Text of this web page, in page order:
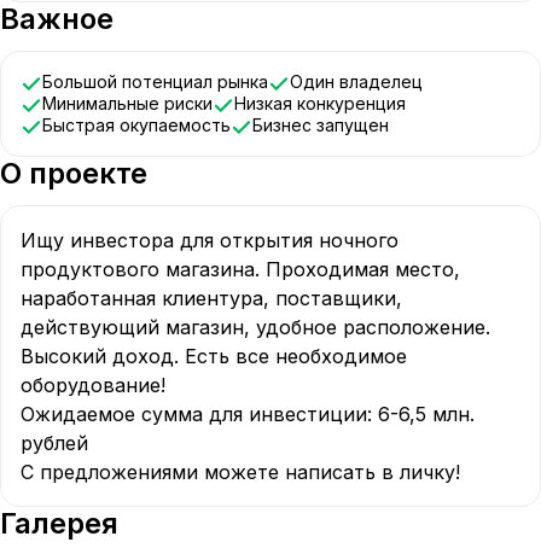
Важное
Большой потенциал рынка
Один владелец
Минимальные риски
Низкая конкуренция
Быстрая окупаемость
Бизнес запущен
О проекте
Ищу инвестора для открытия ночного
продуктового магазина. Проходимая место,
наработанная клиентура, поставщики,
действующий магазин, удобное расположение.
Высокий доход. Есть все необходимое
оборудование!
Ожидаемое сумма для инвестиции: 6-6,5 млн.
рублей
С предложениями можете написать в личку!
Галерея